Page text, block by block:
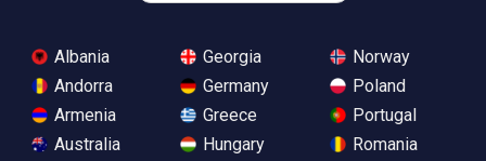
Albania
Andorra
Armenia
Australia
Georgia
Germany
Greece
Hungary
Norway
Poland
Portugal
Romania